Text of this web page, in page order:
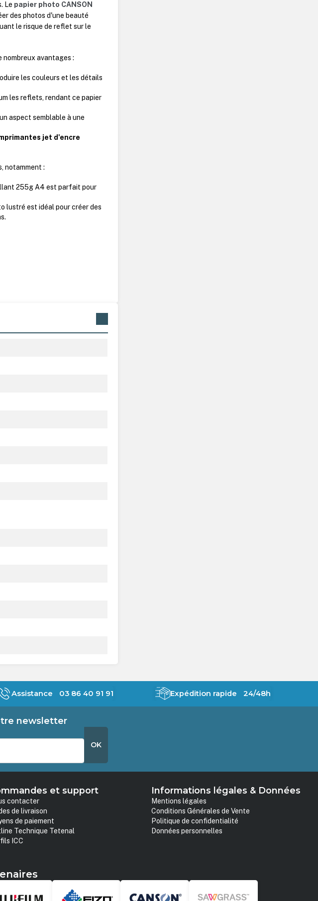
Le papier photo CANSON
des photos d'une beauté
le risque de reflet sur le
avantages :
les couleurs et les détails
les reflets, rendant ce papier
aspect semblable à une
jet d'encre
notamment :
255g A4 est parfait pour
lustré est idéal pour créer des
Assistance 03 86 40 91 91 Expédition rapide 24/48h
newsletter
OK
et support
contacter
de livraison
de paiement
Technique Tetenal
ICC
Informations légales & Données
Mentions légales
Conditions Générales de Vente
Politique de confidentialité
Données personnelles